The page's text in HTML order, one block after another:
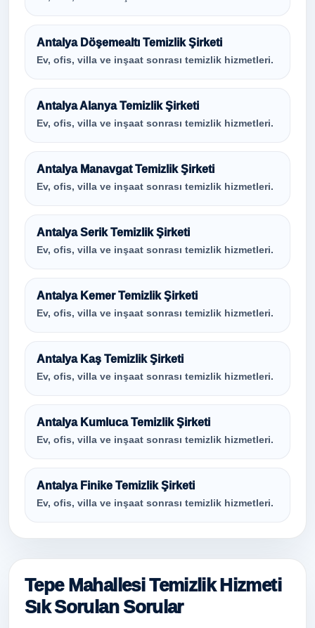
Antalya Döşemealtı Temizlik Şirketi
Ev, ofis, villa ve inşaat sonrası temizlik hizmetleri.
Antalya Alanya Temizlik Şirketi
Ev, ofis, villa ve inşaat sonrası temizlik hizmetleri.
Antalya Manavgat Temizlik Şirketi
Ev, ofis, villa ve inşaat sonrası temizlik hizmetleri.
Antalya Serik Temizlik Şirketi
Ev, ofis, villa ve inşaat sonrası temizlik hizmetleri.
Antalya Kemer Temizlik Şirketi
Ev, ofis, villa ve inşaat sonrası temizlik hizmetleri.
Antalya Kaş Temizlik Şirketi
Ev, ofis, villa ve inşaat sonrası temizlik hizmetleri.
Antalya Kumluca Temizlik Şirketi
Ev, ofis, villa ve inşaat sonrası temizlik hizmetleri.
Antalya Finike Temizlik Şirketi
Ev, ofis, villa ve inşaat sonrası temizlik hizmetleri.
Tepe Mahallesi Temizlik Hizmeti
Sık Sorulan Sorular